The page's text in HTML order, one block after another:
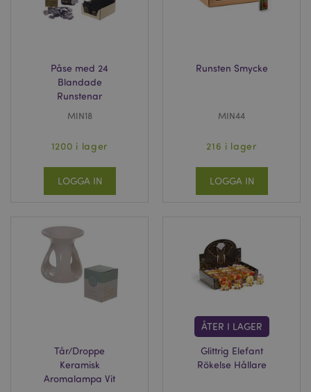
Påse med 24
Blandade
Runstenar
MIN18
1200 i lager
LOGGA IN
Runsten Smycke
MIN44
216 i lager
LOGGA IN
Tår/Droppe
Keramisk
Aromalampa Vit
ÅTER I LAGER
Glittrig Elefant
Rökelse Hållare